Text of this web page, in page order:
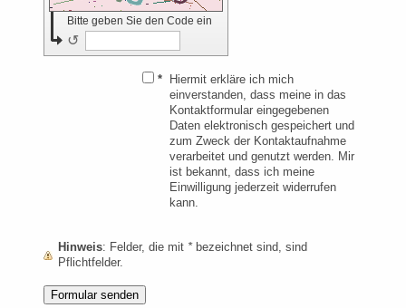
Bitte geben Sie den Code ein
↺
* Hiermit erkläre ich mich
einverstanden, dass meine in das
Kontaktformular eingegebenen
Daten elektronisch gespeichert und
zum Zweck der Kontaktaufnahme
verarbeitet und genutzt werden. Mir
ist bekannt, dass ich meine
Einwilligung jederzeit widerrufen
kann.
Hinweis : Felder, die mit *bezeichnet sind, sind
Pflichtfelder.